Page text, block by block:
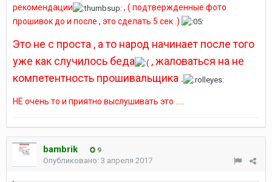
рекомендации
, ( подтвержденные фото
прошивок до и после , это сделать 5 сек .)
Это не с проста , а то народ начинает после того
уже как случилось беда
, жаловаться на не
компетентность прошивальщика .
НЕ очень то и приятно выслушивать это .....
bambrik 9
Опубликовано: 3 апреля 2017